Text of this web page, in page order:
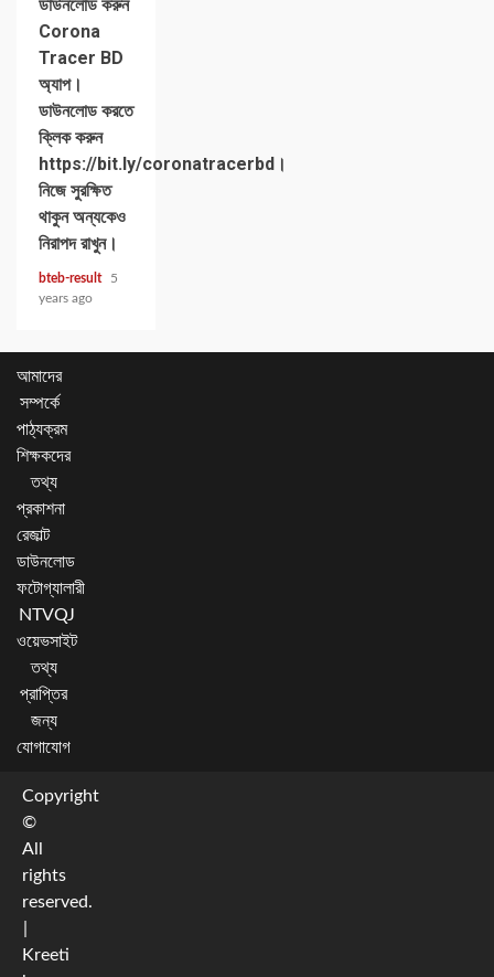
ডাউনলোড করুন
Corona
Tracer BD
অ্যাপ।
ডাউনলোড করতে
ক্লিক করুন
https://bit.ly/coronatracerbd।
নিজে সুরক্ষিত
থাকুন অন্যকেও
নিরাপদ রাখুন।
bteb-result
5
years ago
আমাদের
সম্পর্কে
পাঠ্যক্রম
শিক্ষকদের
তথ্য
প্রকাশনা
রেজাল্ট
ডাউনলোড
ফটোগ্যালারী
NTVQJ
ওয়েভসাইট
তথ্য
প্রাপ্তির
জন্য
যোগাযোগ
Copyright
©
All
rights
reserved.
Kreeti